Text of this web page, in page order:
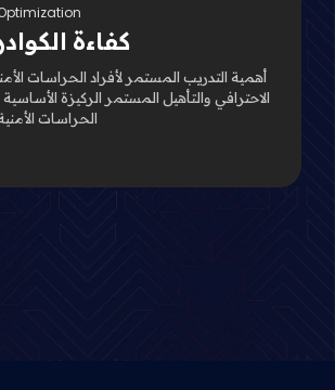
كفاءة
أهمية التدريب المستمر لأفراد الحراسات
الاحترافي والتأهيل المستمر الركيزة
الحراسات